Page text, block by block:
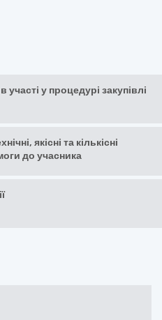
у процедурі закупівлі
якісні та кількісні
до учасника